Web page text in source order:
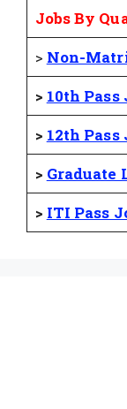
Jobs By
> Non-
> 10th Pass
> 12th Pass
> Graduate
> ITI Pass